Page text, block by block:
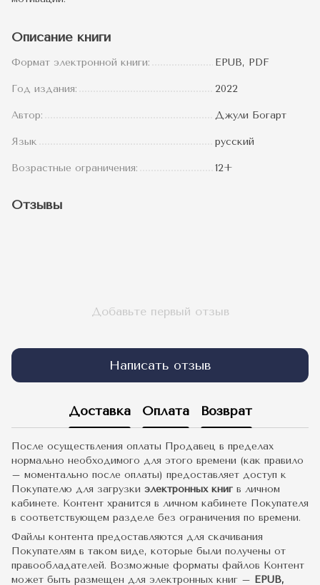
Описание книги
Формат электронной книги: EPUB, PDF
Год издания: 2022
Автор: Джули Богарт
Язык русский
Возрастные ограничения: 12+
Отзывы
Добавьте первый отзыв
Написать отзыв
Доставка Оплата Возврат
После осуществления оплаты Продавец в пределах
нормально необходимого для этого времени (как правило
– моментально после оплаты) предоставляет доступ к
Покупателю для загрузки электронных книг в личном
кабинете. Контент хранится в личном кабинете Покупателя
в соответствующем разделе без ограничения по времени.
Файлы контента предоставляются для скачивания
Покупателям в таком виде, которые были получены от
правообладателей. Возможные форматы файлов Контент
может быть размещен для электронных книг – EPUB,